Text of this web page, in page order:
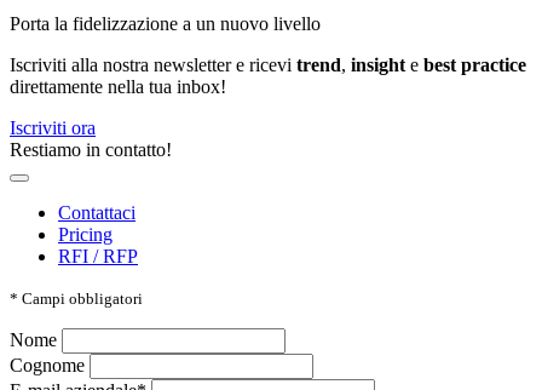
Porta la fidelizzazione a un nuovo livello
Iscriviti alla nostra newsletter e ricevi trend, insight e best practice
direttamente nella tua inbox!
Iscriviti ora
Restiamo in contatto!
Contattaci
Pricing
RFI / RFP
* Campi obbligatori
Nome
Cognome